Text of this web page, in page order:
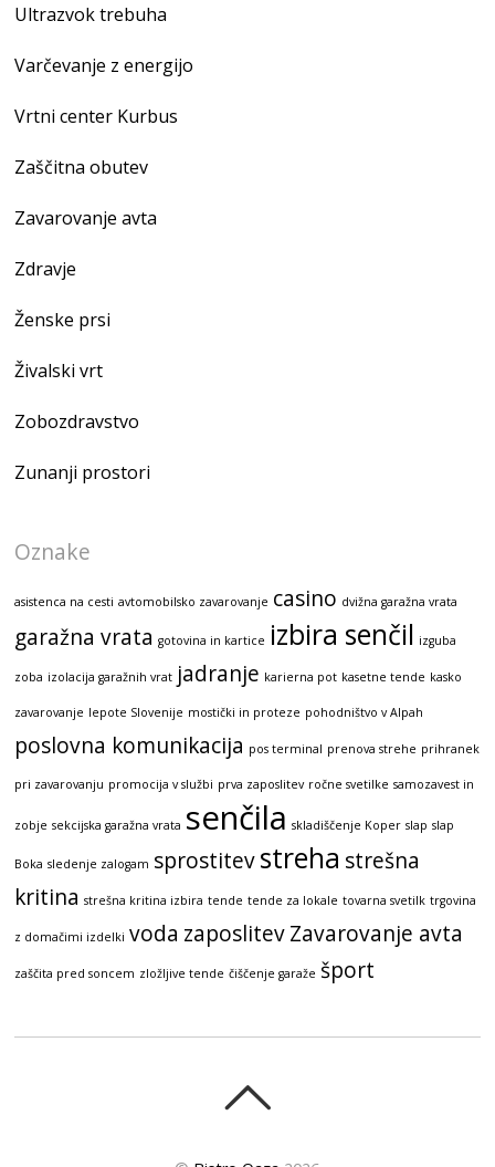
Ultrazvok trebuha
Varčevanje z energijo
Vrtni center Kurbus
Zaščitna obutev
Zavarovanje avta
Zdravje
Ženske prsi
Živalski vrt
Zobozdravstvo
Zunanji prostori
Oznake
asistenca na cesti avtomobilsko zavarovanje casino dvižna garažna vrata
garažna vrata gotovina in kartice izbira senčil izguba
zoba izolacija garažnih vrat jadranje karierna pot kasetne tende kasko
zavarovanje lepote Slovenije mostički in proteze pohodništvo v Alpah
poslovna komunikacija pos terminal prenova strehe prihranek
pri zavarovanju promocija v službi prva zaposlitev ročne svetilke samozavest in
zobje sekcijska garažna vrata senčila skladiščenje Koper slap slap
Boka sledenje zalogam sprostitevstreha strešna
kritina strešna kritina izbira tende tende za lokale tovarna svetilk trgovina
z domačimi izdelki voda zaposlitevZavarovanje avta
zaščita pred soncem zložljive tende čiščenje garaže šport